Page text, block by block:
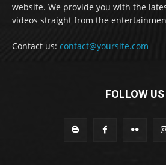
website. We provide you with the
videos straight from the
Contact us: contact@yoursite.com
FOLLOW US